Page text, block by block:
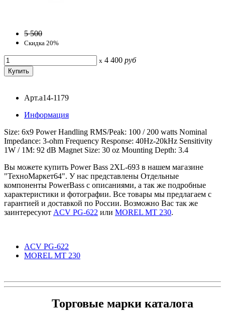
5 500
Скидка 20%
x 4 400 руб
Арт.a14-1179
Информация
Size: 6x9 Power Handling RMS/Peak: 100 / 200 watts Nominal
Impedance: 3-ohm Frequency Response: 40Hz-20kHz Sensitivity
1W / 1M: 92 dB Magnet Size: 30 oz Mounting Depth: 3.4
Вы можете купить Power Bass 2XL-693 в нашем магазине
"ТехноМаркет64". У нас представлены Отдельные
компоненты PowerBass с описаниями, а так же подробные
характеристики и фотографии. Все товары мы предлагаем с
гарантией и доставкой по России. Возможно Вас так же
заинтересуют ACV PG-622 или MOREL MT 230.
ACV PG-622
MOREL MT 230
Торговые марки каталога